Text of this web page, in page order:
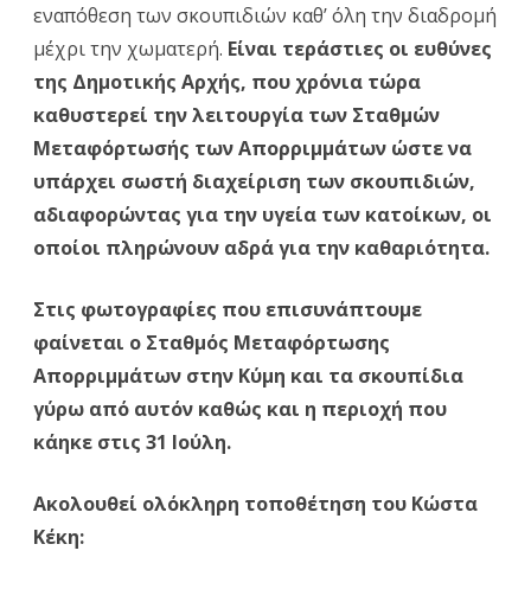
εναπόθεση των σκουπιδιών καθ’ όλη την διαδρομή
μέχρι την χωματερή. Είναι τεράστιες οι ευθύνες
της Δημοτικής Αρχής, που χρόνια τώρα
καθυστερεί την λειτουργία των Σταθμών
Μεταφόρτωσής των Απορριμμάτων ώστε να
υπάρχει σωστή διαχείριση των σκουπιδιών,
αδιαφορώντας για την υγεία των κατοίκων, οι
οποίοι πληρώνουν αδρά για την καθαριότητα.
Στις φωτογραφίες που επισυνάπτουμε
φαίνεται ο Σταθμός Μεταφόρτωσης
Απορριμμάτων στην Κύμη και τα σκουπίδια
γύρω από αυτόν καθώς και η περιοχή που
κάηκε στις 31 Ιούλη.
Ακολουθεί ολόκληρη τοποθέτηση του Κώστα
Κέκη: